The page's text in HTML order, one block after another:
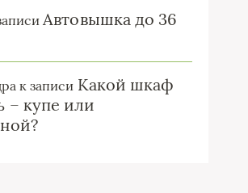
Автовышка до 36
к записи Какой шкаф
– купе или